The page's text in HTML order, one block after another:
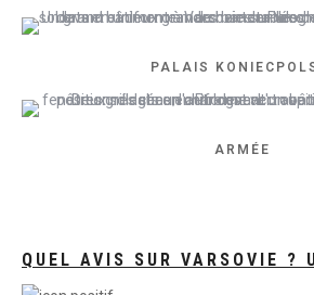
PALAIS
ARMÉE
QUEL AVIS SUR VARSOVIE ?